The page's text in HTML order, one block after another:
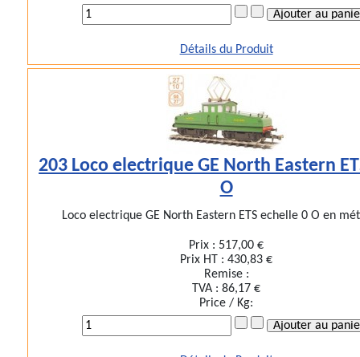
Détails du Produit
203 Loco electrique GE North Eastern
O
Loco electrique GE North Eastern ETS echelle 0 O en
Prix : 517,00 €
Prix HT :430,83 €
Remise :
TVA :86,17 €
Price / Kg: